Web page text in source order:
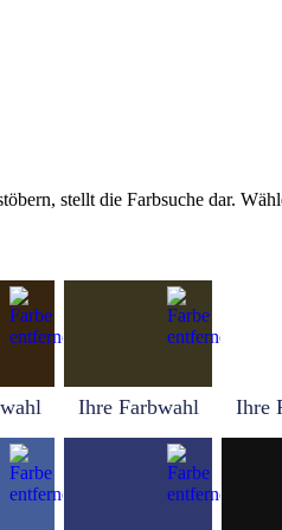
stellt die Farbsuche dar.
Ihre Farbwahl Ihre